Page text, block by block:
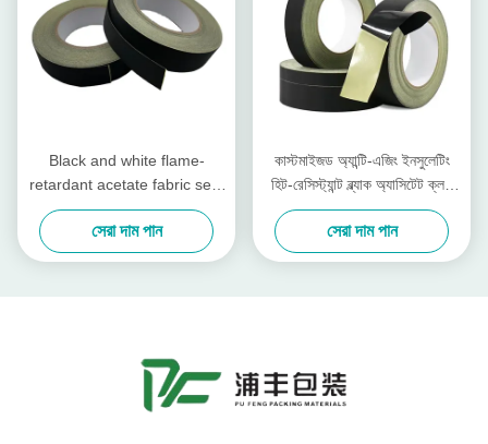
Black and white flame-
retardant acetate fabric self-
adhesive tape
সেরা দাম পান
কাস্টমাইজড অ্যান্টি-এজিং ইনসুলেটিং
হিট-রেসিস্ট্যান্ট ব্ল্যাক অ্যাসিটেট ক্লথ
টেপ
সেরা দাম পান